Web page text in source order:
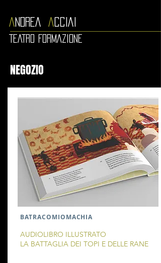
A NDREA A CCIAI
TEATRO FORMAZIONE
NEGOZIO
BATRACOMIOMACHIA
AUDIOLIBRO ILLUSTRATO
LA BATTAGLIA DEI TOPI E DELLE RANE